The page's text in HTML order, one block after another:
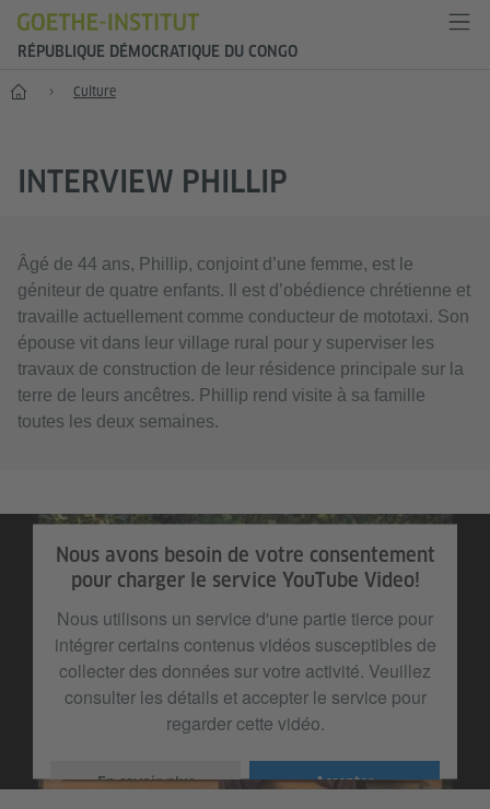
RÉPUBLIQUE DÉMOCRATIQUE DU CONGO
Accueil Culture
INTERVIEW PHILLIP
Âgé de 44 ans, Phillip, conjoint d’une femme, est le
géniteur de quatre enfants. Il est d’obédience chrétienne et
travaille actuellement comme conducteur de mototaxi. Son
épouse vit dans leur village rural pour y superviser les
travaux de construction de leur résidence principale sur la
terre de leurs ancêtres. Phillip rend visite à sa famille
toutes les deux semaines.
Nous avons besoin de votre consentement
pour charger le service YouTube Video!
Nous utilisons un service d'une partie tierce pour
intégrer certains contenus vidéos susceptibles de
collecter des données sur votre activité. Veuillez
consulter les détails et accepter le service pour
regarder cette vidéo.
En savoir plus Accepter